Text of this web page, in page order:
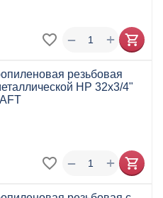
+
−
резьбовая
НР 32х3/4"
+
−